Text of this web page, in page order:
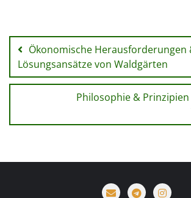
Ökonomische Herausforderungen
Lösungsansätze von Waldgärten
Philosophie &